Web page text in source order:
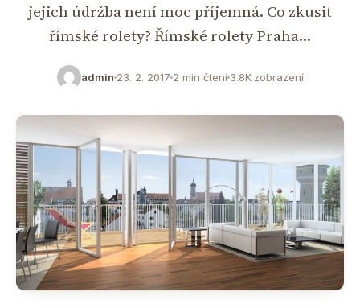
jejich údržba není moc příjemná. Co zkusit
římské rolety? Římské rolety Praha…
admin 23. 2. 2017 2 min čtení3.8K zobrazení